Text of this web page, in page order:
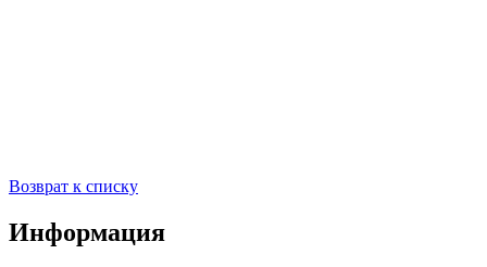
Возврат к списку
Информация